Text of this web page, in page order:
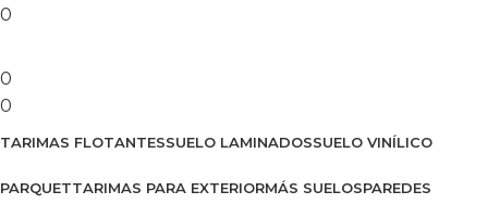
0
0
0
TARIMAS FLOTANTESSUELO LAMINADOSSUELO VINÍLICO
PARQUETTARIMAS PARA EXTERIORMÁS SUELOSPAREDES